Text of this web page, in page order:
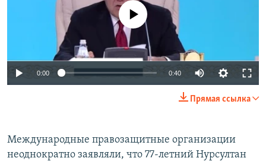
No media source currently available
0:00 0:40
Прямая ссылка
Международные правозащитные организации
неоднократно заявляли, что 77-летний Нурсултан